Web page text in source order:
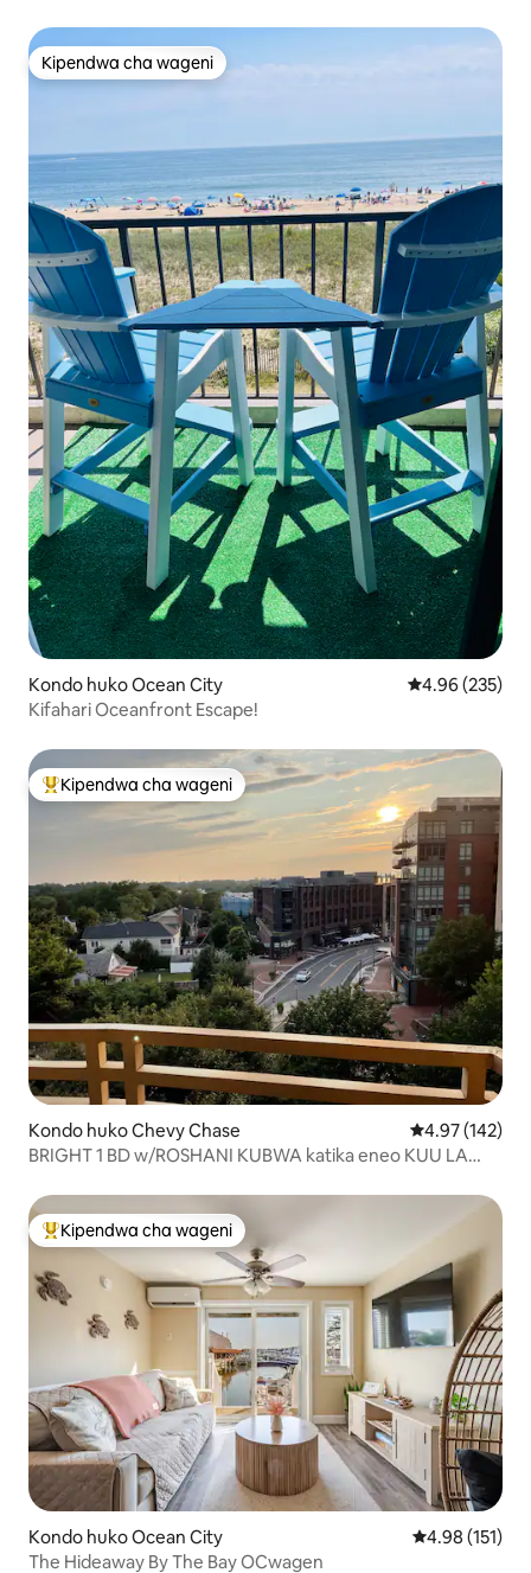
Kipendwa cha wageni
Kipendwa cha wageni
Kondo huko Ocean City Ukadiriaji wa
4.96 (235)
Kifahari Oceanfront Escape!
Kipendwa maarufu cha wageni
Kipendwa cha wageni
Kondo huko Chevy Chase Ukadiriaji wa
4.97 (142)
BRIGHT 1 BD w/ROSHANI KUBWA katika eneo KUU LA
Kipendwa maarufu cha wageni
Kipendwa cha wageni
Kondo huko Ocean City Ukadiriaji wa
4.98 (151)
The Hideaway By The Bay OCwagen